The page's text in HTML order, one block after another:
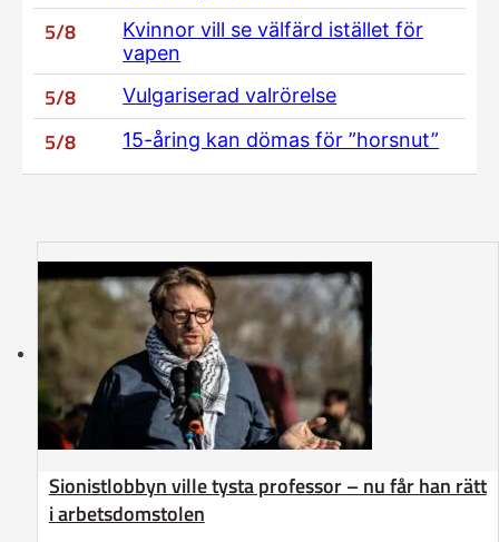
5/8
Kvinnor vill se välfärd istället för
vapen
5/8 Vulgariserad valrörelse
5/8 15-åring kan dömas för ”horsnut”
Sionistlobbyn ville tysta professor – nu får han rätt
i arbetsdomstolen